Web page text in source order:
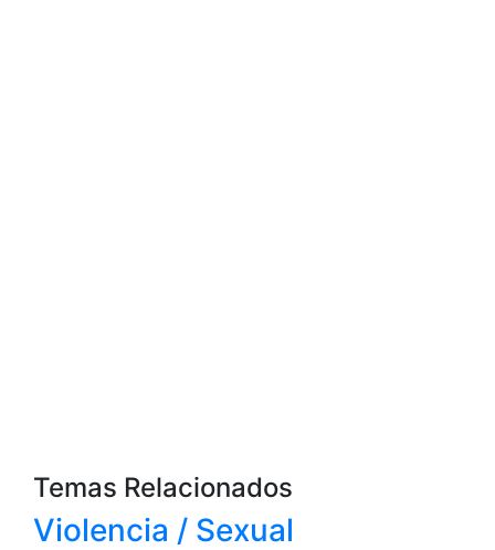
Temas Relacionados
Violencia / Sexual